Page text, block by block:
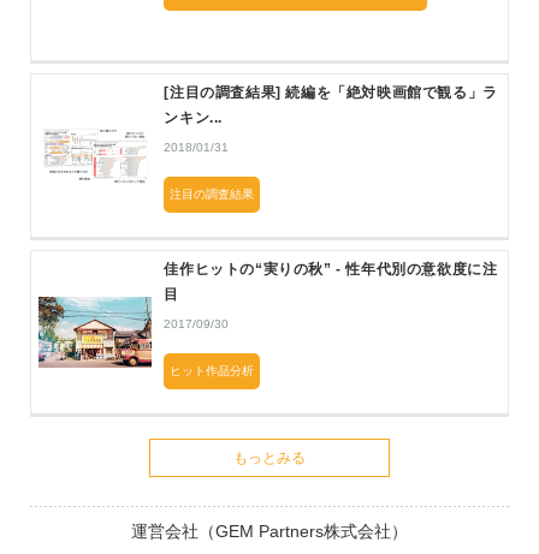
[注目の調査結果] 続編を「絶対映画館で観る」ラ
ンキン...
2018/01/31
注目の調査結果
佳作ヒットの“実りの秋” - 性年代別の意欲度に注
目
2017/09/30
ヒット作品分析
もっとみる
運営会社（GEM Partners株式会社）